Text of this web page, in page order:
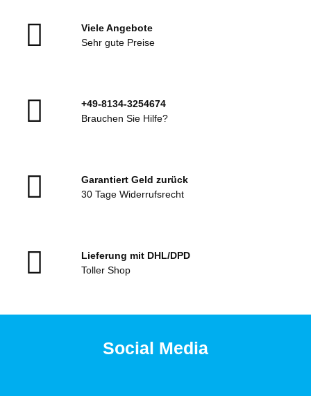
Viele Angebote
Sehr gute Preise
+49-8134-3254674
Brauchen Sie Hilfe?
Garantiert Geld zurück
30 Tage Widerrufsrecht
Lieferung mit DHL/DPD
Toller Shop
Social Media